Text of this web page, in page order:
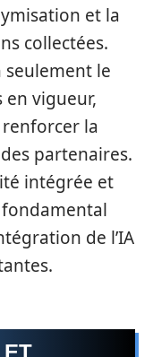
et la
collectées.
le
vigueur,
la
partenaires.
intégrée et
de l’IA